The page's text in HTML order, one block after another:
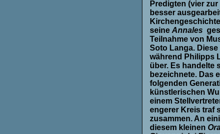
Predigten (vier
besser
seine Annales
Teilnahme von
Soto Langa.
während Philipps
über. Es handelte
bezeichnete. Das
folgenden
künstlerischen
einem
engerer Kreis traf
zusammen. An
diesem kleinen